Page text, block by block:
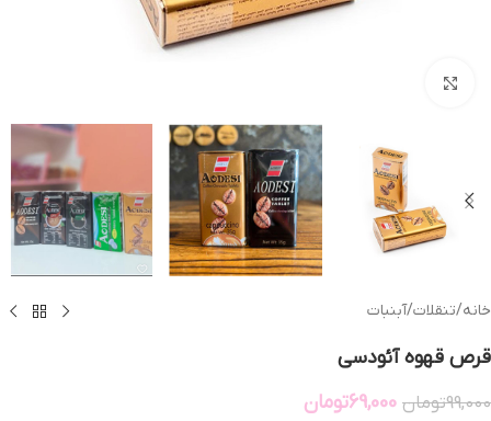
خانه/تنقلات/آبنبات
قرص قهوه آئودسی
99,000تومان 69,000تومان